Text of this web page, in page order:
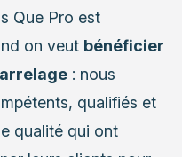
Que Pro est
on veut bénéficier
: nous
qualifiés et
qualité qui ont